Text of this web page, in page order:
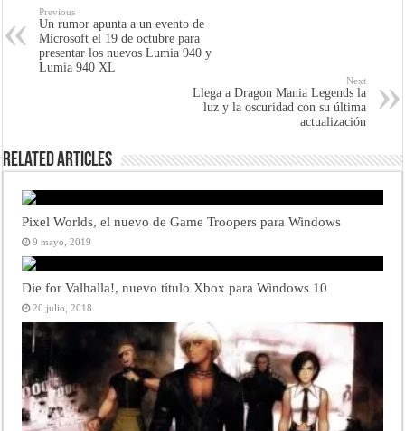
Previous
Un rumor apunta a un evento de
Microsoft el 19 de octubre para
presentar los nuevos Lumia 940 y
Lumia 940 XL
Next
Llega a Dragon Mania Legends la
luz y la oscuridad con su última
actualización
Related Articles
Pixel Worlds, el nuevo de Game Troopers para Windows
9 mayo, 2019
Die for Valhalla!, nuevo título Xbox para Windows 10
20 julio, 2018